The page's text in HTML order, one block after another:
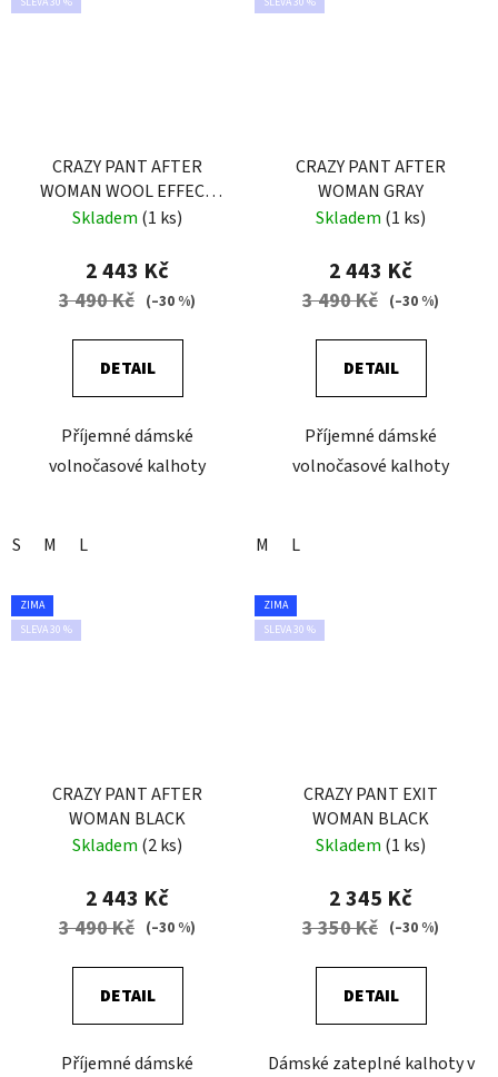
CRAZY PANT AFTER
WOMAN WOOL EFFECT
DARK GRAY
Skladem (1 ks)
2 443 Kč
3 490 Kč (–30 %)
DETAIL
Příjemné dámské
volnočasové kalhoty
S M L
CRAZY PANT AFTER
WOMAN GRAY
Skladem (1 ks)
2 443 Kč
3 490 Kč (–30 %)
DETAIL
Příjemné dámské
volnočasové kalhoty
M L
ZIMA
SLEVA 30 %
CRAZY PANT AFTER
WOMAN BLACK
Skladem (2 ks)
2 443 Kč
3 490 Kč (–30 %)
DETAIL
Příjemné dámské
ZIMA
SLEVA 30 %
CRAZY PANT EXIT
WOMAN BLACK
Skladem (1 ks)
2 345 Kč
3 350 Kč (–30 %)
DETAIL
Dámské zateplné kalhoty v